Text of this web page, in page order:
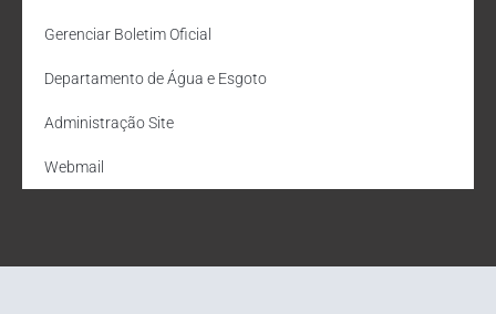
Gerenciar Boletim Oficial
Departamento de Água e Esgoto
Administração Site
Webmail